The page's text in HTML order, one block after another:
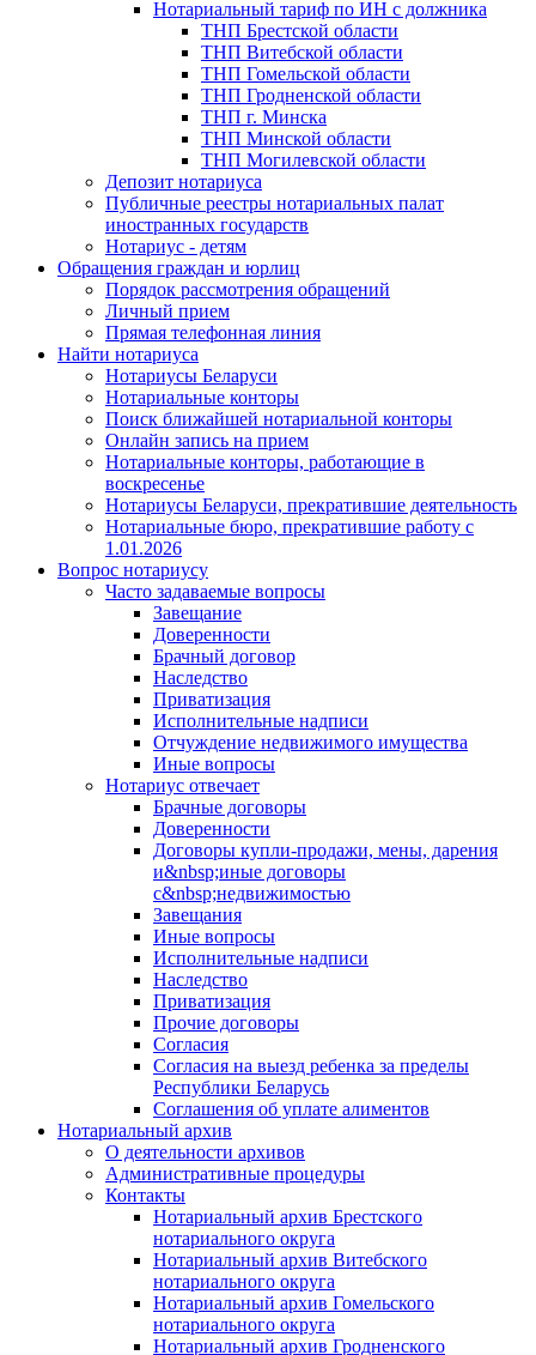
Нотариальный тариф по ИН с должника
ТНП Брестской области
ТНП Витебской области
ТНП Гомельской области
ТНП Гродненской области
ТНП г. Минска
ТНП Минской области
ТНП Могилевской области
Депозит нотариуса
Публичные реестры нотариальных палат
иностранных государств
Нотариус - детям
Обращения граждан и юрлиц
Порядок рассмотрения обращений
Личный прием
Прямая телефонная линия
Найти нотариуса
Нотариусы Беларуси
Нотариальные конторы
Поиск ближайшей нотариальной конторы
Онлайн запись на прием
Нотариальные конторы, работающие в
воскресенье
Нотариусы Беларуси, прекратившие деятельность
Нотариальные бюро, прекратившие работу с
1.01.2026
Вопрос нотариусу
Часто задаваемые вопросы
Завещание
Доверенности
Брачный договор
Наследство
Приватизация
Исполнительные надписи
Отчуждение недвижимого имущества
Иные вопросы
Нотариус отвечает
Брачные договоры
Доверенности
Договоры купли-продажи, мены, дарения
и&nbsp;иные договоры
с&nbsp;недвижимостью
Завещания
Иные вопросы
Исполнительные надписи
Наследство
Приватизация
Прочие договоры
Согласия
Согласия на выезд ребенка за пределы
Республики Беларусь
Соглашения об уплате алиментов
Нотариальный архив
О деятельности архивов
Административные процедуры
Контакты
Нотариальный архив Брестского
нотариального округа
Нотариальный архив Витебского
нотариального округа
Нотариальный архив Гомельского
нотариального округа
Нотариальный архив Гродненского